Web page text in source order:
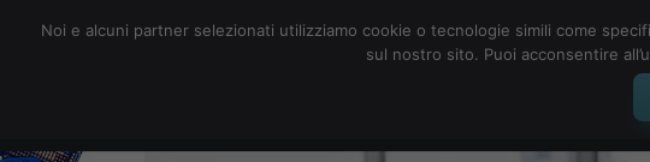
Noi e alcuni partner selezionati utilizziamo cookie o tecnologie simili come
sul nostro sito. Puoi acconsentire